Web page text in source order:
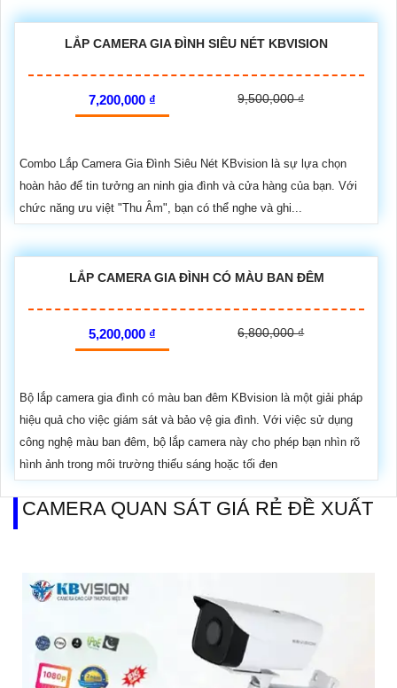
LẮP CAMERA GIA ĐÌNH SIÊU NÉT KBVISION
7,200,000 ₫ 9,500,000 ₫
Combo Lắp Camera Gia Đình Siêu Nét KBvision là sự lựa chọn
hoàn hảo để tin tưởng an ninh gia đình và cửa hàng của bạn. Với
chức năng ưu việt "Thu Âm", bạn có thể nghe và ghi...
LẮP CAMERA GIA ĐÌNH CÓ MÀU BAN ĐÊM
5,200,000 ₫ 6,800,000 ₫
Bộ lắp camera gia đình có màu ban đêm KBvision là một giải pháp
hiệu quả cho việc giám sát và bảo vệ gia đình. Với việc sử dụng
công nghệ màu ban đêm, bộ lắp camera này cho phép bạn nhìn rõ
hình ảnh trong môi trường thiếu sáng hoặc tối đen
CAMERA QUAN SÁT GIÁ RẺ ĐỀ XUẤT